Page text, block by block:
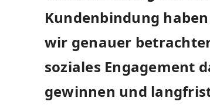
Kundenbindung
wir‍ genauer
soziales Engagement
gewinnen und‌